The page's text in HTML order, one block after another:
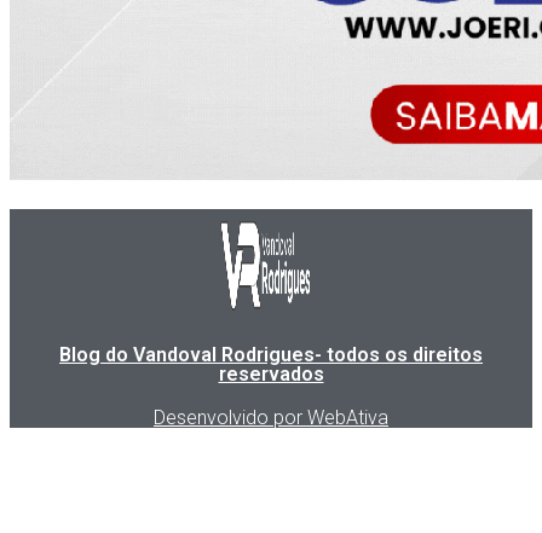
Blog do Vandoval Rodrigues- todos os direitos
reservados
Desenvolvido por WebAtiva